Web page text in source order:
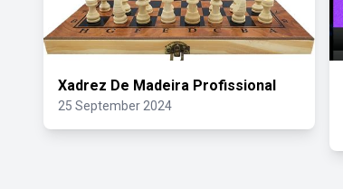
Xadrez De Madeira Profissional
25 September 2024